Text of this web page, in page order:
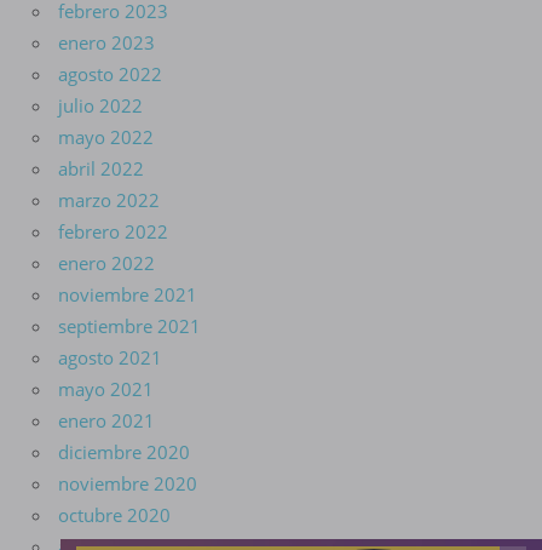
febrero 2023
enero 2023
agosto 2022
julio 2022
mayo 2022
abril 2022
marzo 2022
febrero 2022
enero 2022
noviembre 2021
septiembre 2021
agosto 2021
mayo 2021
enero 2021
diciembre 2020
noviembre 2020
octubre 2020